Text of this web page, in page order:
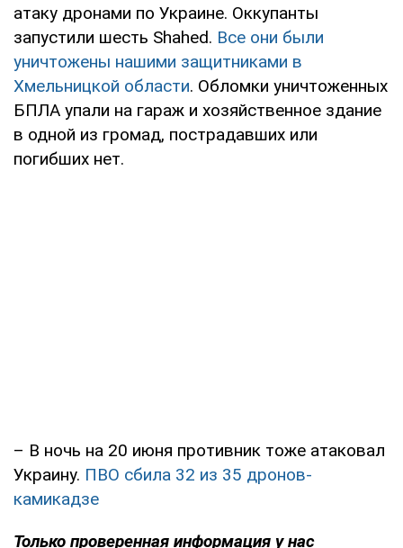
атаку дронами по Украине. Оккупанты
запустили шесть Shahed. Все они были
уничтожены нашими защитниками в
Хмельницкой области. Обломки уничтоженных
БПЛА упали на гараж и хозяйственное здание
в одной из громад, пострадавших или
погибших нет.
– В ночь на 20 июня противник тоже атаковал
Украину. ПВО сбила 32 из 35 дронов-
камикадзе
Только проверенная информация у нас